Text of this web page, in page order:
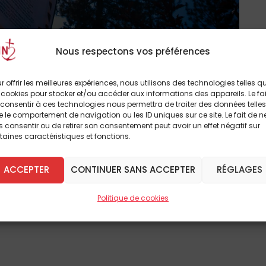
Nous respectons vos préférences
offrir les meilleures expériences, nous utilisons des technologies telles
pour stocker et/ou accéder aux informations des appareils. Le
à ces technologies nous permettra de traiter des données telles
le comportement de navigation ou les ID uniques sur ce site. Le fait de
consentir ou de retirer son consentement peut avoir un effet négatif sur
caractéristiques et fonctions.
ACCEPTER CONTINUER SANS ACCEPTER RÉGLAGES
Politique de cookies
Nouveau, a répondu à plusieurs
veille de la messe d’installation de
texte ci-dessous), sans hésiter à laisser un
effectivement lors de la messe
Une date symbolique qui jette un
Souverain Pontife. Entretien avec
catholique L’Homme Nouveau qui